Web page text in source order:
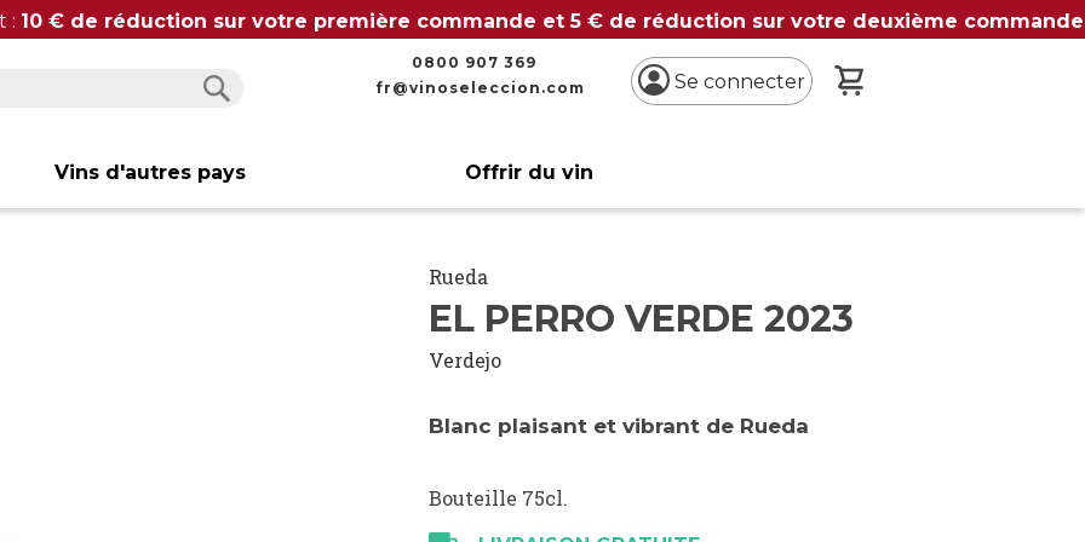
: 10 € de réduction sur votre première commande et 5 € de réduction sur votre deuxième commande
0800 907 369
fr@vinoseleccion.com
Se connecter
Vins d'autres pays Offrir du vin
Rueda
EL PERRO VERDE 2023
Verdejo
Blanc plaisant et vibrant de Rueda
Bouteille 75cl.